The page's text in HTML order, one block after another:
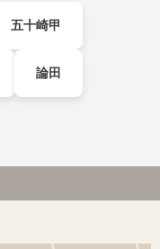
五十崎甲
論田